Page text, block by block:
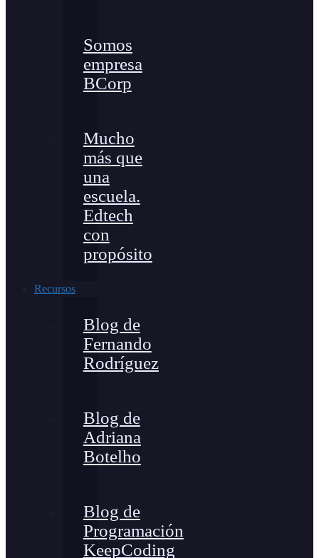
Somos
empresa
BCorp
Mucho
más que
una
escuela.
Edtech
con
propósito
Recursos
Blog de
Fernando
Rodríguez
Blog de
Adriana
Botelho
Blog de
Programación
KeepCoding